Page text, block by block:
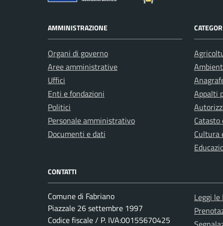
AMMINISTRAZIONE
Organi di governo
Aree amministrative
Uffici
Enti e fondazioni
Politici
Personale amministrativo
Documenti e dati
Appalti
Cultura
CONTATTI
Comune di Fabriano
Piazzale 26 settembre 1997
Codice fiscale / P. IVA:00155670425
Leggi le